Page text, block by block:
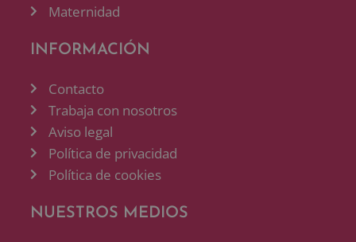
Maternidad
INFORMACIÓN
Contacto
Trabaja con nosotros
Aviso legal
Política de privacidad
Política de cookies
NUESTROS MEDIOS